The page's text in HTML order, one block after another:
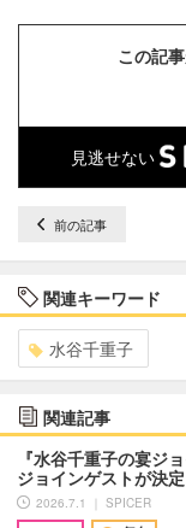
この記
見逃せない
前の記事
関連キーワード
水谷千重子
関連記事
『水谷千重子の宴ジ
ジョインゲストが決
2026.7.1 ｜ SPICER